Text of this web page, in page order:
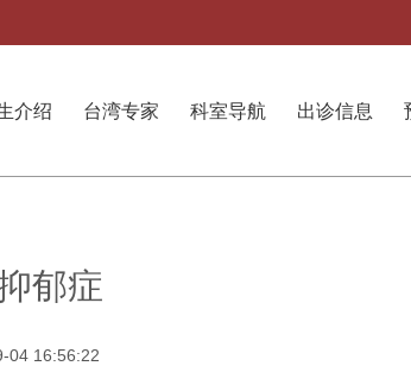
介绍 台湾专家 科室导航 出诊信息
郁症
04 16:56:22